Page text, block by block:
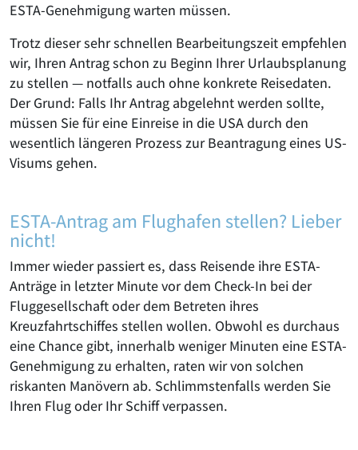
ESTA-Genehmigung warten müssen.
Trotz dieser sehr schnellen Bearbeitungszeit empfehlen
wir, Ihren Antrag schon zu Beginn Ihrer Urlaubsplanung
zu stellen — notfalls auch ohne konkrete Reisedaten.
Der Grund: Falls Ihr Antrag abgelehnt werden sollte,
müssen Sie für eine Einreise in die USA durch den
wesentlich längeren Prozess zur Beantragung eines US-
Visums gehen.
ESTA-Antrag am Flughafen stellen? Lieber
nicht!
Immer wieder passiert es, dass Reisende ihre ESTA-
Anträge in letzter Minute vor dem Check-In bei der
Fluggesellschaft oder dem Betreten ihres
Kreuzfahrtschiffes stellen wollen. Obwohl es durchaus
eine Chance gibt, innerhalb weniger Minuten eine ESTA-
Genehmigung zu erhalten, raten wir von solchen
riskanten Manövern ab. Schlimmstenfalls werden Sie
Ihren Flug oder Ihr Schiff verpassen.